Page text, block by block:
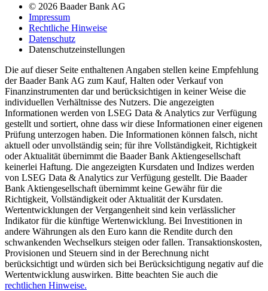
© 2026 Baader Bank AG
Impressum
Rechtliche Hinweise
Datenschutz
Datenschutzeinstellungen
Die auf dieser Seite enthaltenen Angaben stellen keine Empfehlung
der Baader Bank AG zum Kauf, Halten oder Verkauf von
Finanzinstrumenten dar und berücksichtigen in keiner Weise die
individuellen Verhältnisse des Nutzers. Die angezeigten
Informationen werden von LSEG Data & Analytics zur Verfügung
gestellt und sortiert, ohne dass wir diese Informationen einer eigenen
Prüfung unterzogen haben. Die Informationen können falsch, nicht
aktuell oder unvollständig sein; für ihre Vollständigkeit, Richtigkeit
oder Aktualität übernimmt die Baader Bank Aktiengesellschaft
keinerlei Haftung. Die angezeigten Kursdaten und Indizes werden
von LSEG Data & Analytics zur Verfügung gestellt. Die Baader
Bank Aktiengesellschaft übernimmt keine Gewähr für die
Richtigkeit, Vollständigkeit oder Aktualität der Kursdaten.
Wertentwicklungen der Vergangenheit sind kein verlässlicher
Indikator für die künftige Wertenwicklung. Bei Investitionen in
andere Währungen als den Euro kann die Rendite durch den
schwankenden Wechselkurs steigen oder fallen. Transaktionskosten,
Provisionen und Steuern sind in der Berechnung nicht
berücksichtigt und würden sich bei Berücksichtigung negativ auf die
Wertentwicklung auswirken. Bitte beachten Sie auch die
rechtlichen Hinweise.